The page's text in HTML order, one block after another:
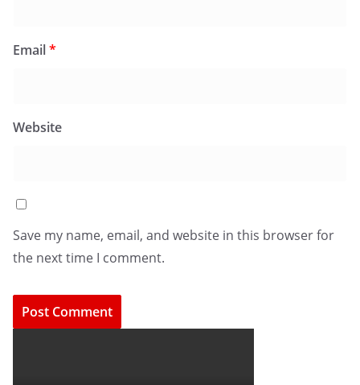
Email*
Website
Save my name, email, and website in this browser for
the next time I comment.